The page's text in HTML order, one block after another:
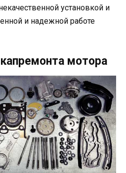
установкой и
и надежной работе
мотора